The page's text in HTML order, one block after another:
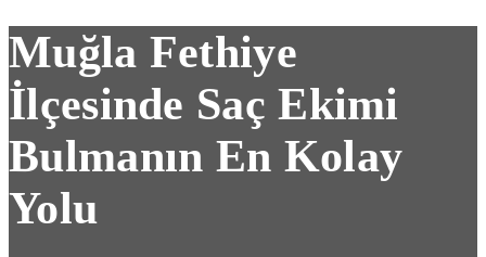
Muğla Fethiye
İlçesinde Saç Ekimi
Bulmanın En Kolay
Yolu